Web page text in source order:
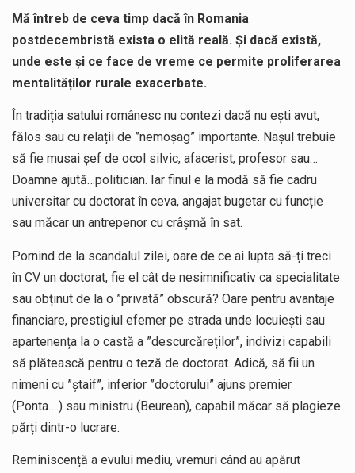
Mă întreb de ceva timp dacă în Romania
postdecembristă exista o elită reală. Și dacă există,
unde este și ce face de vreme ce permite proliferarea
mentalităților rurale exacerbate.
În tradiția satului românesc nu contezi dacă nu ești avut,
fălos sau cu relații de ”nemoșag” importante. Nașul trebuie
să fie musai șef de ocol silvic, afacerist, profesor sau…
Doamne ajută…politician. Iar finul e la modă să fie cadru
universitar cu doctorat în ceva, angajat bugetar cu funcție
sau măcar un antrepenor cu crâșmă în sat.
Pornind de la scandalul zilei, oare de ce ai lupta să-ți treci
în CV un doctorat, fie el cât de nesimnificativ ca specialitate
sau obținut de la o ”privată” obscură? Oare pentru avantaje
financiare, prestigiul efemer pe strada unde locuiești sau
apartenența la o castă a ”descurcăreților”, indivizi capabili
să plătească pentru o teză de doctorat. Adică, să fii un
nimeni cu ”ștaif”, inferior ”doctorului” ajuns premier
(Ponta….) sau ministru (Beurean), capabil măcar să plagieze
părți dintr-o lucrare.
Reminiscență a evului mediu, vremuri când au apărut